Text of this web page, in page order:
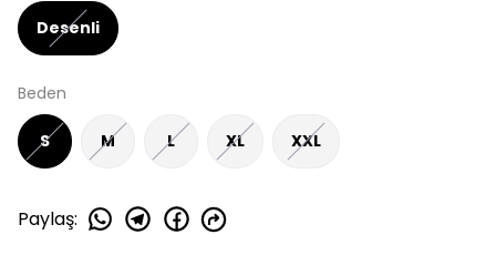
Desenli
Beden
S M L XL XXL
Paylaş: